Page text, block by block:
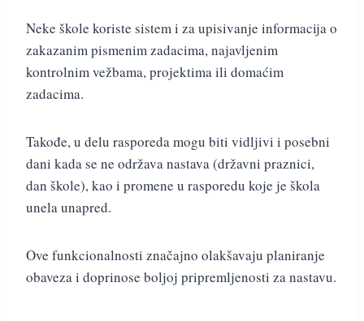
Neke škole koriste sistem i za upisivanje informacija o
zakazanim pismenim zadacima, najavljenim
kontrolnim vežbama, projektima ili domaćim
zadacima.
Takođe, u delu rasporeda mogu biti vidljivi i posebni
dani kada se ne održava nastava (državni praznici,
dan škole), kao i promene u rasporedu koje je škola
unela unapred.
Ove funkcionalnosti značajno olakšavaju planiranje
obaveza i doprinose boljoj pripremljenosti za nastavu.